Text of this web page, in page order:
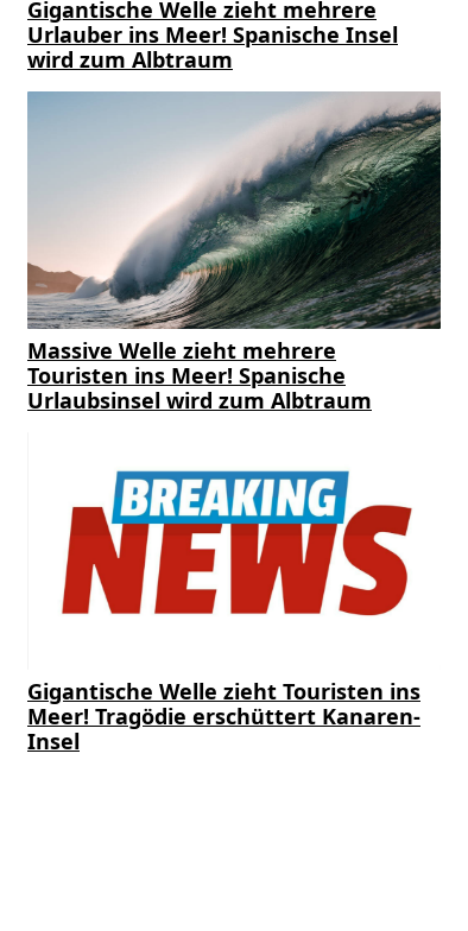
Gigantische Welle zieht mehrere
Urlauber ins Meer! Spanische Insel
wird zum Albtraum
Massive Welle zieht mehrere
Touristen ins Meer! Spanische
Urlaubsinsel wird zum Albtraum
Gigantische Welle zieht Touristen ins
Meer! Tragödie erschüttert Kanaren-
Insel